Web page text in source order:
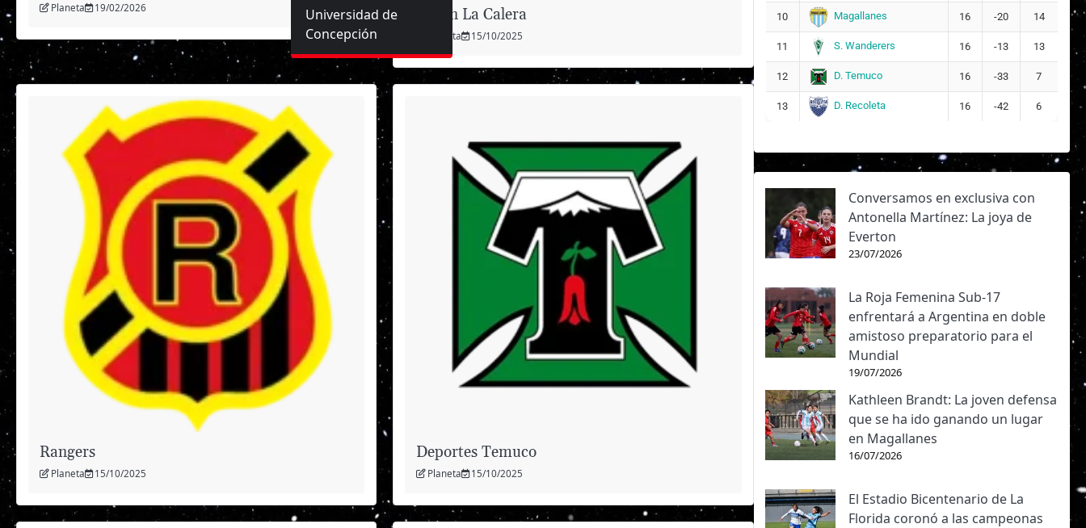
Universidad de
Concepción
Planeta 19/02/2026 Unión La Calera
Planeta 15/10/2025
Rangers
Planeta 15/10/2025
Deportes Temuco
Planeta 15/10/2025
10 Magallanes 16 -20 14
11 S. Wanderers 16 -13 13
12 D. Temuco 16 -33 7
13 D. Recoleta 16 -42 6
Conversamos en exclusiva con
Antonella Martínez: La joya de
Everton
23/07/2026
La Roja Femenina Sub-17
enfrentará a Argentina en doble
amistoso preparatorio para el
Mundial
19/07/2026
Kathleen Brandt: La joven defensa
que se ha ido ganando un lugar
en Magallanes
16/07/2026
El Estadio Bicentenario de La
Florida coronó a las campeonas